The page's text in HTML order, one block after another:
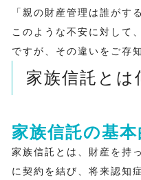
「親の財産管理は誰がす
このような不安に対して
ですが、その違いをご存
家族信託とは
家族信託の基
家族信託とは、財産を持
に契約を結び、将来認知